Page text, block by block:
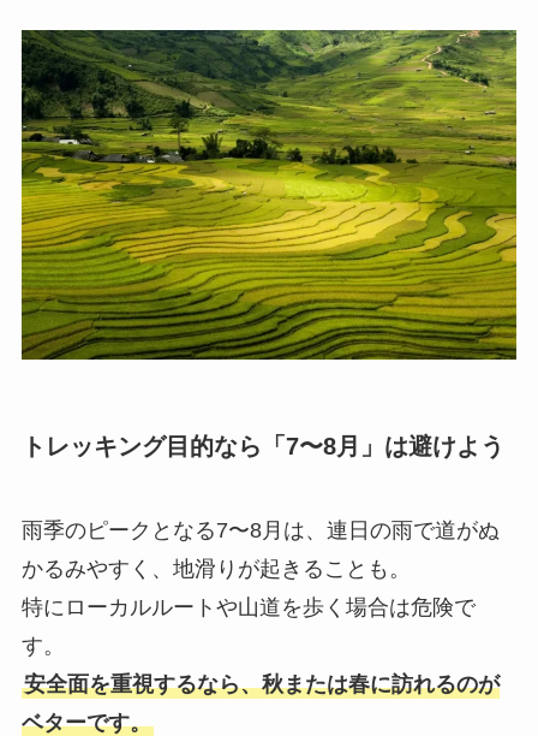
トレッキング目的なら「7〜8月」は避けよう
雨季のピークとなる7〜8月は、連日の雨で道がぬ
かるみやすく、地滑りが起きることも。
特にローカルルートや山道を歩く場合は危険で
す。
安全面を重視するなら、秋または春に訪れるのが
ベターです。